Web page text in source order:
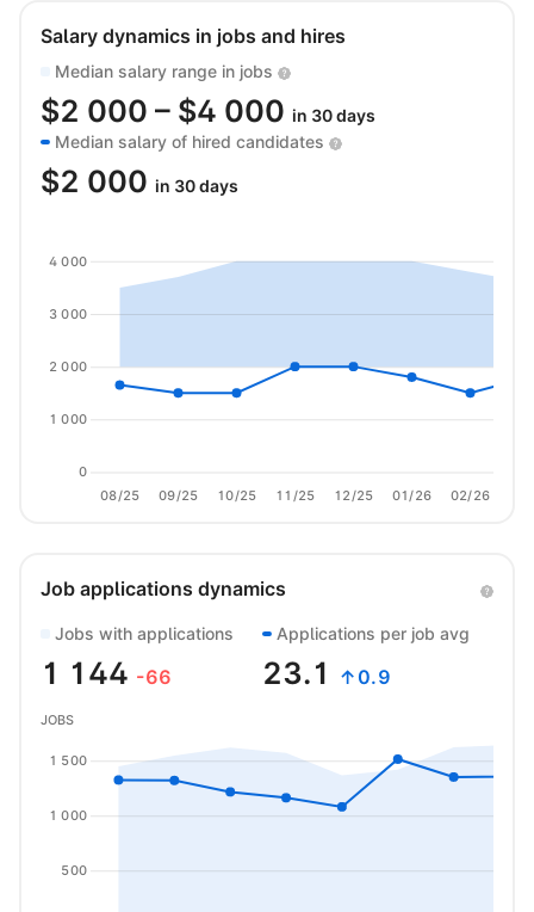
Salary dynamics in jobs and hires
Median salary range in jobs
$2 000 – $4 000 in 30 days
Median salary of hired candidates
$2 000 in 30 days
08/25 09/25 10/25 11/25 12/25 01/26 02/26
0
1 000
2 000
3 000
4 000
Job applications dynamics
Jobs with applications
1 144 -66
Applications per job avg
23.1 ↑0.9
500
1 000
1 500
JOBS